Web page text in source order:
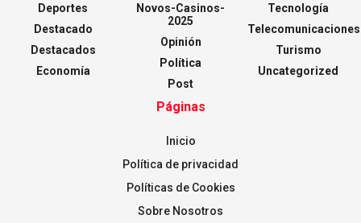
Deportes
Destacado
Destacados
Economía
Novos-Casinos-
2025
Opinión
Política
Post
Tecnología
Telecomunicaciones
Turismo
Uncategorized
Páginas
Inicio
Política de privacidad
Políticas de Cookies
Sobre Nosotros